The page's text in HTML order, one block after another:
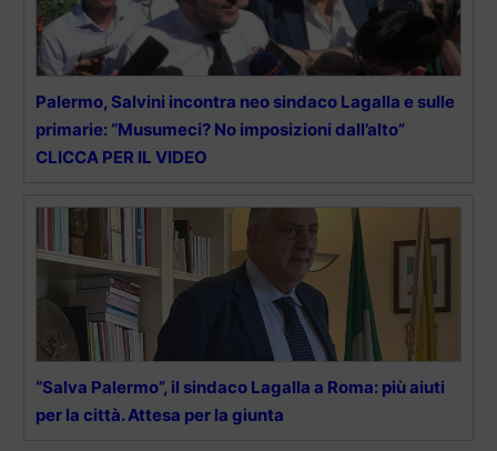
Palermo, Salvini incontra neo sindaco Lagalla e sulle
primarie: “Musumeci? No imposizioni dall’alto”
CLICCA PER IL VIDEO
“Salva Palermo”, il sindaco Lagalla a Roma: più aiuti
per la città. Attesa per la giunta